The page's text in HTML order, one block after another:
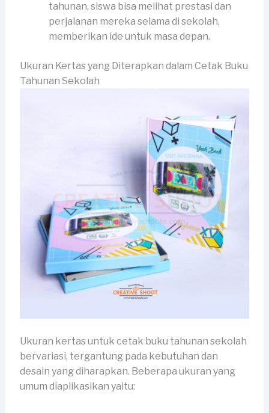
tahunan, siswa bisa melihat prestasi dan
perjalanan mereka selama di sekolah,
memberikan ide untuk masa depan.
Ukuran Kertas yang Diterapkan dalam Cetak Buku
Tahunan Sekolah
Ukuran kertas untuk cetak buku tahunan sekolah
bervariasi, tergantung pada kebutuhan dan
desain yang diharapkan. Beberapa ukuran yang
umum diaplikasikan yaitu: